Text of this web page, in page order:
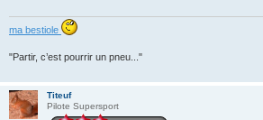
ma bestiole
"Partir, c’est pourrir un pneu..."
Titeuf
Pilote Supersport